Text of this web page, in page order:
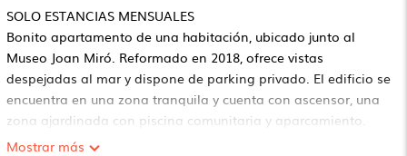
SOLO ESTANCIAS MENSUALES
Bonito apartamento de una habitación, ubicado junto al
Museo Joan Miró. Reformado en 2018, ofrece vistas
despejadas al mar y dispone de parking privado. El edificio se
encuentra en una zona tranquila y cuenta con ascensor, una
zona ajardinada con piscina comunitaria y aparcamiento.
En su interior, el apartamento ofrece un único espacio que
Mostrar más